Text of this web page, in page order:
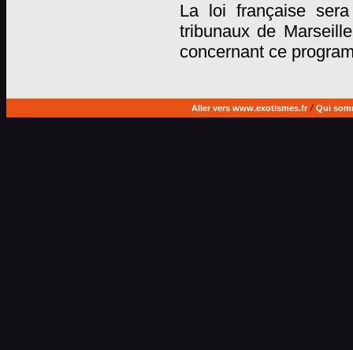
La loi française
tribunaux de
concernant ce
Aller vers www.exotismes.fr/ Qui